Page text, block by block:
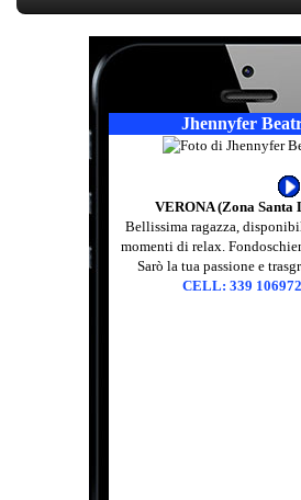
Jhennyfer
VERONA (Zona Santa
Bellissima ragazza,
momenti di relax.
Sarò la tua passione e
CELL: 339